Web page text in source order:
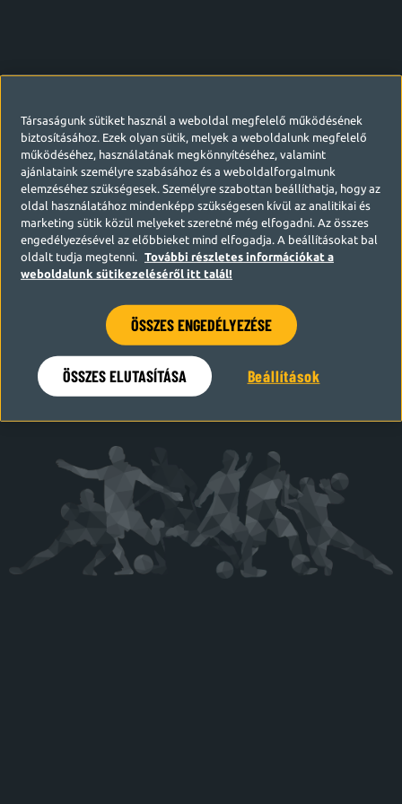
Hamarosan visszatérünk
Társaságunk sütiket használ a weboldal megfelelő működésének
biztosításához. Ezek olyan sütik, melyek a weboldalunk megfelelő
működéséhez, használatának megkönnyítéséhez, valamint
ajánlataink személyre szabásához és a weboldalforgalmunk
elemzéséhez szükségesek. Személyre szabottan beállíthatja, hogy az
oldal használatához mindenképp szükségesen kívül az analitikai és
marketing sütik közül melyeket szeretné még elfogadni. Az összes
engedélyezésével az előbbieket mind elfogadja. A beállításokat bal
oldalt tudja megtenni.
További részletes információkat a
weboldalunk sütikezeléséről itt talál!
ÖSSZES ENGEDÉLYEZÉSE
ÖSSZES ELUTASÍTÁSA Beállítások